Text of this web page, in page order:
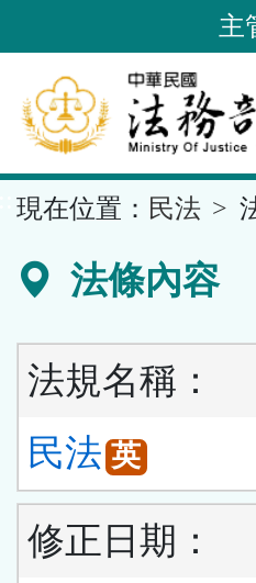
到
要
內
容
區
主
現在位置： 民法
法條內容
法規名稱：
民法 英
修正日期：